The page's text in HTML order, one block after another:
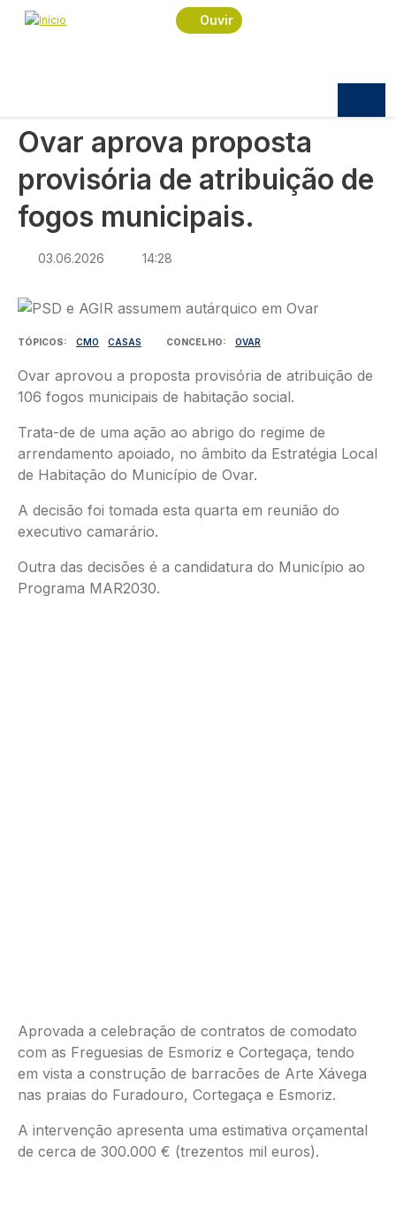
Passar para o conteúdo principal
Ouvir
Navegação estrutural
Início
Política
Ovar aprova proposta provisória de atribuição de
Ovar aprova proposta
provisória de atribuição de
fogos municipais.
03.06.2026 14:28
Imagem
TÓPICOS CMO CASAS CONCELHO OVAR
Ovar aprovou a proposta provisória de atribuição de
106 fogos municipais de habitação social.
Trata-de de uma ação ao abrigo do regime de
arrendamento apoiado, no âmbito da Estratégia Local
de Habitação do Município de Ovar.
A decisão foi tomada esta quarta em reunião do
executivo camarário.
Outra das decisões é a candidatura do Município ao
Programa MAR2030.
Aprovada a celebração de contratos de comodato
com as Freguesias de Esmoriz e Cortegaça, tendo
em vista a construção de barracões de Arte Xávega
nas praias do Furadouro, Cortegaça e Esmoriz.
A intervenção apresenta uma estimativa orçamental
de cerca de 300.000 € (trezentos mil euros).